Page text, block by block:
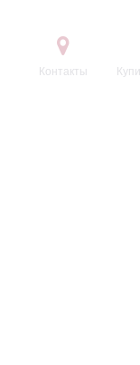
Контакты